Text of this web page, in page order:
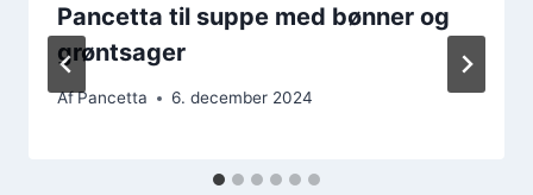
Pancetta til suppe med bønner og
grøntsager
AfPancetta 6. december 2024